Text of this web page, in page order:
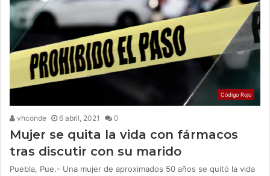
Código Rojo
vhconde 6 abril, 2021 0
Mujer se quita la vida con fármacos
tras discutir con su marido
Puebla, Pue.- Una mujer de aproximados 50 años se quitó la vida